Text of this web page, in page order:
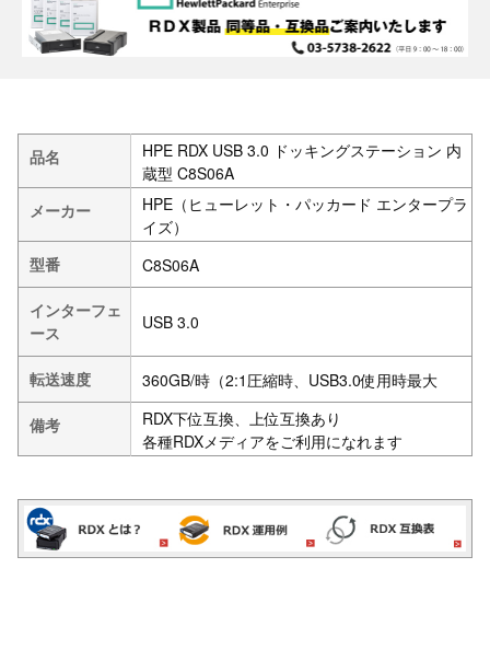
品名
HPE RDX USB 3.0 ドッキングステーション 内
蔵型 C8S06A
メーカー
HPE（ヒューレット・パッカード エンタープラ
イズ）
型番
C8S06A
インターフェ
ース
USB 3.0
転送速度 360GB/時（2:1圧縮時、USB3.0使用時最大
備考
RDX下位互換、上位互換あり
各種RDXメディアをご利用になれます